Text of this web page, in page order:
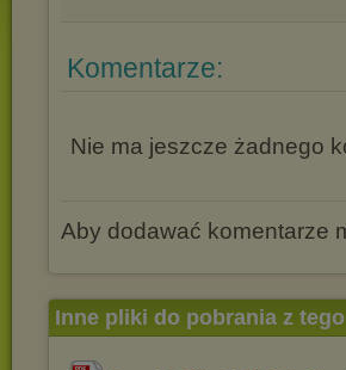
Komentarze:
Nie ma jeszcze żadnego
Aby dodawać komentarze
Inne pliki do pobrania z